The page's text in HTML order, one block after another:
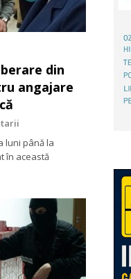
din
angajare
luni până la
în această